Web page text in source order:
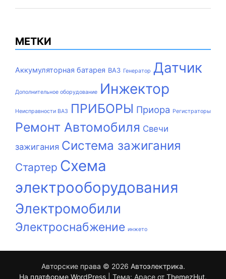
МЕТКИ
Аккумуляторная батарея ВАЗ Генератор Датчик
Дополнительное оборудование Инжектор
Неисправности ВАЗ ПРИБОРЫ Приора Регистраторы
Ремонт Автомобиля Свечи
зажигания Система зажигания
Стартер Схема
электрооборудования
Электромобили
Электроснабжение инжето
Авторские права © 2026 Автоэлектрика.
На платформе WordPress
Тема: Apace от ThemezHut.